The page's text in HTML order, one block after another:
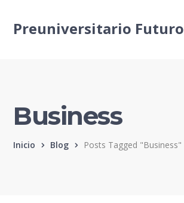
Preuniversitario Futuro
Business
Inicio Blog Posts Tagged "Business"